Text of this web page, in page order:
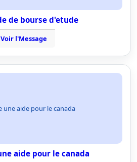
de bourse d'etude
Voir l'Message
une aide pour le canada
aide pour le canada